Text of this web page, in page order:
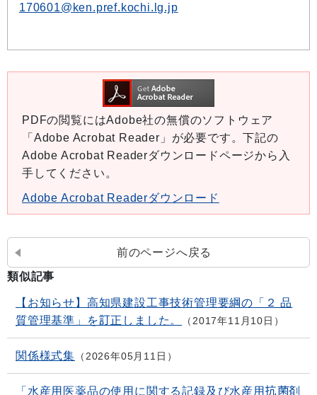
170601@ken.pref.kochi.lg.jp
PDFの閲覧にはAdobe社の無償のソフトウェア
「Adobe Acrobat Reader」が必要です。下記の
Adobe Acrobat Readerダウンロードページから入
手してください。
Adobe Acrobat Readerダウンロード
前のページへ戻る
類似記事
【お知らせ】高知県建設工事技術管理要綱の「２ 品
質管理基準」を訂正しました。
2017年11月10日
関係様式集 2026年05月11日
「水産用医薬品の使用に関する記録及び水産用抗菌剤